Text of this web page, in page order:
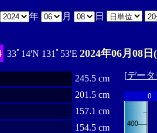
年 月 日
33ﾟ14'N 131ﾟ53'E 2024年06月08日
245.5 cm
201.5 cm
157.1 cm
154.5 cm
[デー
0